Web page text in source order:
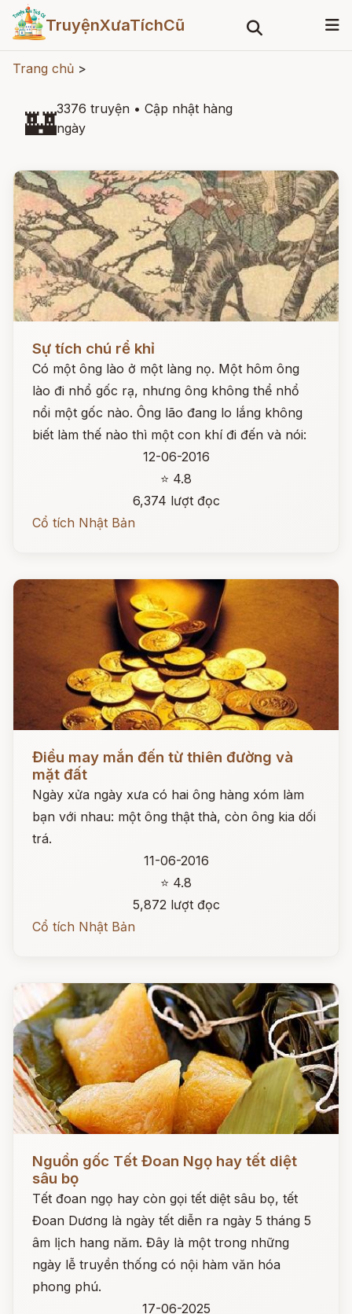
TruyệnXưaTíchCũ
Trang chủ >
🏰3376 truyện • Cập nhật hàng
ngày
Sự tích chú rể khỉ
Có một ông lào ở một làng nọ. Một hôm ông
lào đi nhổ gốc rạ, nhưng ông không thể nhổ
nổi một gốc nào. Ông lão đang lo lắng không
biết làm thế nào thì một con khí đi đến và nói:
12-06-2016
⭐ 4.8
6,374 lượt đọc
Cổ tích Nhật Bản
Đọc ngay
Điều may mắn đến từ thiên đường và
mặt đất
Ngày xửa ngày xưa có hai ông hàng xóm làm
bạn với nhau: một ông thật thà, còn ông kia dối
trá.
11-06-2016
⭐ 4.8
5,872 lượt đọc
Cổ tích Nhật Bản
Đọc ngay
Nguồn gốc Tết Đoan Ngọ hay tết diệt
sâu bọ
Tết đoan ngọ hay còn gọi tết diệt sâu bọ, tết
Đoan Dương là ngày tết diễn ra ngày 5 tháng 5
âm lịch hang năm. Đây là một trong những
ngày lễ truyền thống có nội hàm văn hóa
phong phú.
17-06-2025